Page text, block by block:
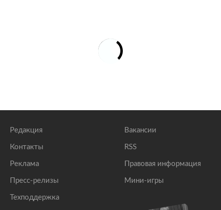
Редакция
Контакты
Реклама
Пресс-релизы
Техподдержка
Вакансии
RSS
Правовая информация
Мини-игры